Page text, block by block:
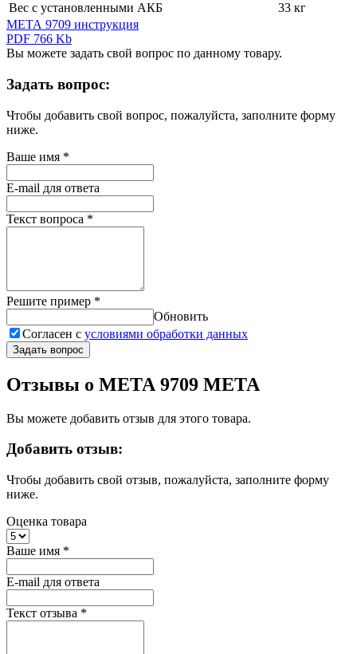
Вес с установленными АКБ
33 кг
МЕТА 9709 инструкция
PDF 766 Kb
Вы можете задать свой вопрос по данному товару.
Задать вопрос:
Чтобы добавить свой вопрос, пожалуйста, заполните форму
ниже.
Ваше имя *
E-mail для ответа
Текст вопроса *
Решите пример *
Обновить
Согласен с условиями обработки данных
Задать вопрос
Отзывы о МЕТА 9709 МЕТА
Вы можете добавить отзыв для этого товара.
Добавить отзыв:
Чтобы добавить свой отзыв, пожалуйста, заполните форму
ниже.
Оценка товара
Ваше имя *
E-mail для ответа
Текст отзыва *